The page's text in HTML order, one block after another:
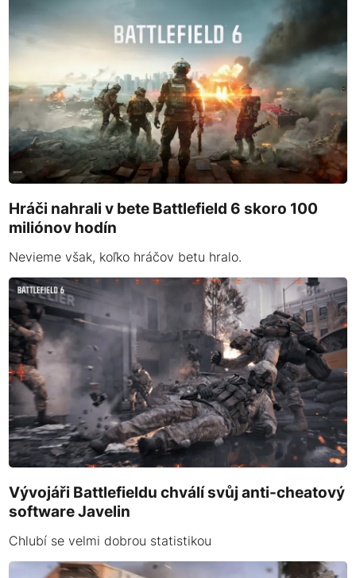
Hráči nahrali v bete Battlefield 6 skoro 100
miliónov hodín
Nevieme však, koľko hráčov betu hralo.
Vývojáři Battlefieldu chválí svůj anti-cheatový
software Javelin
Chlubí se velmi dobrou statistikou